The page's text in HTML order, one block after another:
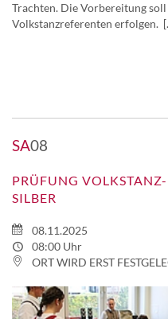
Trachten. Die Vorbereitung
Volkstanzreferenten erfolgen.
SA08
PRÜFUNG
SILBER
08.11.2025
08:00 Uhr
ORT WIRD ERST